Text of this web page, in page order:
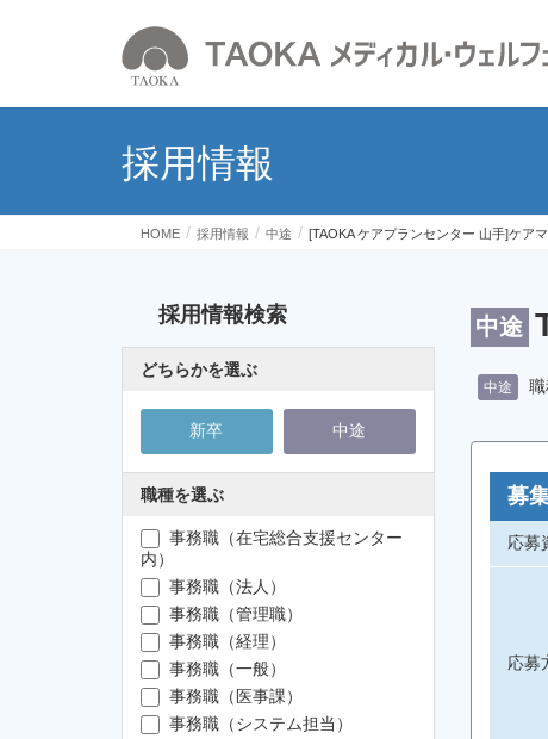
採用情報
HOME 採用情報 中途 [TAOKA ケアプランセンター 山手]ケア
中途
中途
募
応募
応募
採用情報検索
どちらかを選ぶ
新卒 中途
職種を選ぶ
事務職（在宅総合支援センター
内）
事務職（法人）
事務職（管理職）
事務職（経理）
事務職（一般）
事務職（医事課）
事務職（システム担当）